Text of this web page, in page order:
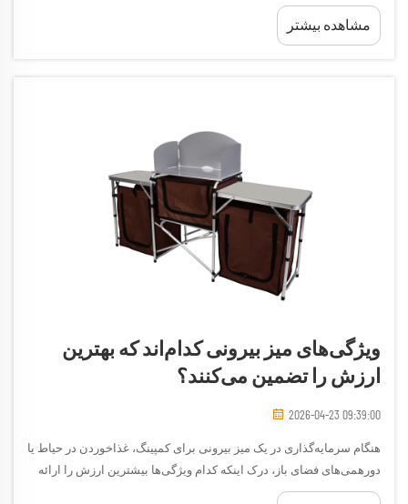
میزهای خود را برای دهه‌ها نگه می‌دارند، اما دیگران با پایه‌های لرزان،
سطوح ترک‌خورده و ناپایداری ساختاری مواجه می‌شوند که...
مشاهده بیشتر
ویژگی‌های میز بیرونی کدام‌اند که بهترین
ارزش را تضمین می‌کنند؟
2026-04-23 09:39:00
هنگام سرمایه‌گذاری در یک میز بیرونی برای کمپینگ، غذاخوردن در حیاط یا
دورهمی‌های فضای باز، درک اینکه کدام ویژگی‌ها بیشترین ارزش را ارائه
می‌دهند، برای اتخاذ تصمیم خرید آگاهانه بسیار حیاتی است. میز بیرونی